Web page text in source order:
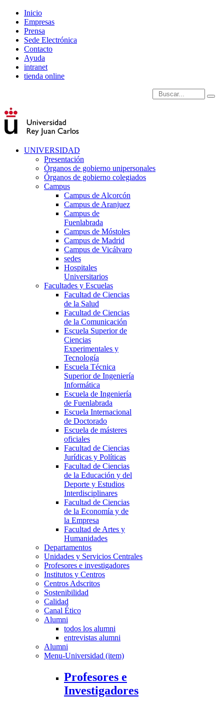
Inicio
Empresas
Prensa
Sede Electrónica
Contacto
Ayuda
intranet
tienda online
Introduce términos de
UNIVERSIDAD
Presentación
Órganos de gobierno unipersonales
Órganos de gobierno colegiados
Campus
Campus de Alcorcón
Campus de Aranjuez
Campus de
Fuenlabrada
Campus de Móstoles
Campus de Madrid
Campus de Vicálvaro
sedes
Hospitales
Universitarios
Facultades y Escuelas
Facultad de Ciencias
de la Salud
Facultad de Ciencias
de la Comunicación
Escuela Superior de
Ciencias
Experimentales y
Tecnología
Escuela Técnica
Superior de Ingeniería
Informática
Escuela de Ingeniería
de Fuenlabrada
Escuela Internacional
de Doctorado
Escuela de másteres
oficiales
Facultad de Ciencias
Jurídicas y Políticas
Facultad de Ciencias
de la Educación y del
Deporte y Estudios
Interdisciplinares
Facultad de Ciencias
de la Economía y de
la Empresa
Facultad de Artes y
Humanidades
Departamentos
Unidades y Servicios Centrales
Profesores e investigadores
Institutos y Centros
Centros Adscritos
Sostenibilidad
Calidad
Canal Ético
Alumni
todos los alumni
entrevistas alumni
Alumni
Menu-Universidad (item)
Profesores e
Investigadores